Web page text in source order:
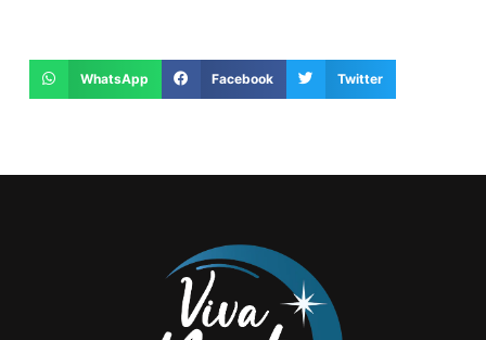
WhatsApp Facebook Twitter